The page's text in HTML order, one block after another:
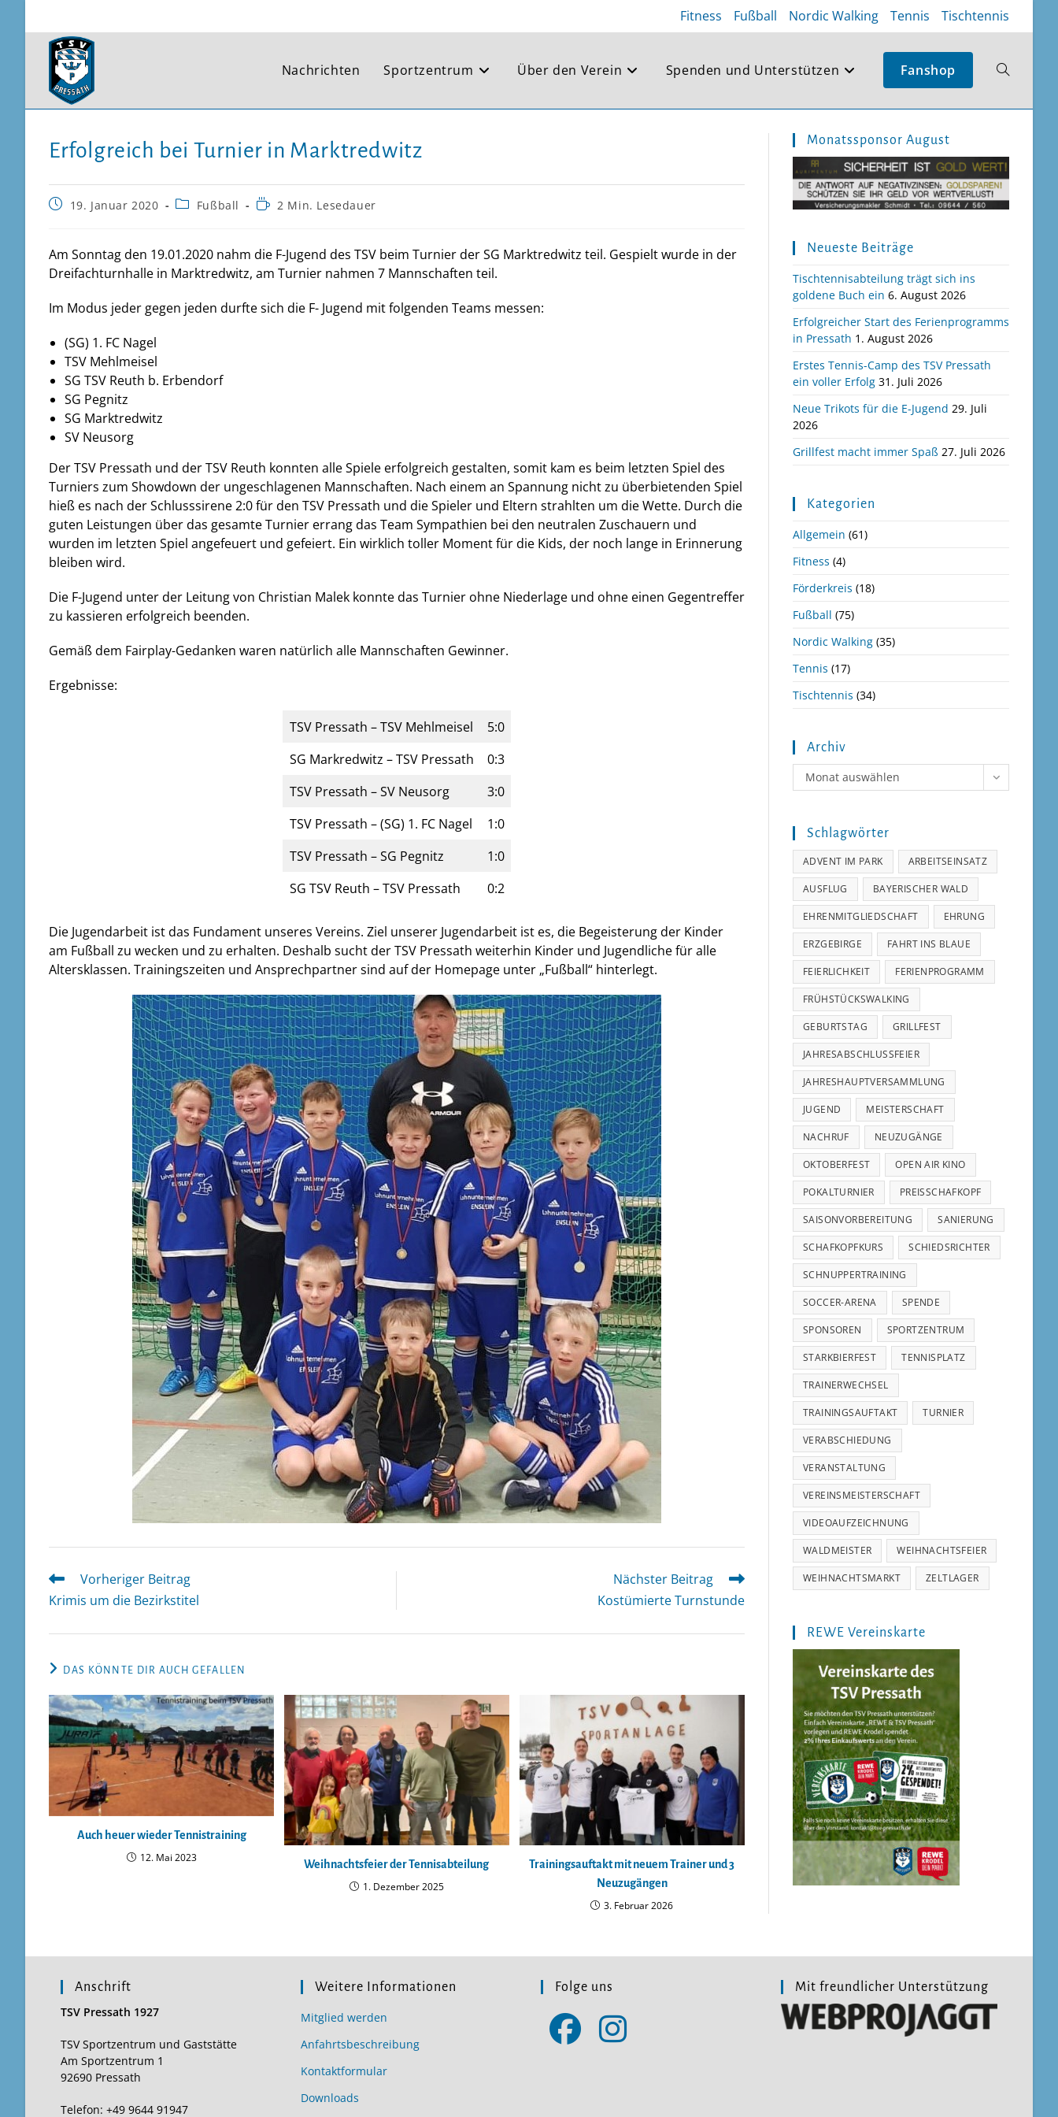
Fitness Fußball Nordic Walking Tennis Tischtennis
Nachrichten Sportzentrum Über den Verein Spenden und Unterstützen Fanshop Website-
Suche
umschalten
Erfolgreich bei Turnier in Marktredwitz
Beitrag19. Januar 2020
Beitrags-
Fußball Lesedauer:
2 Min. Lesedauer
Am Sonntag den 19.01.2020 nahm die F-Jugend des TSV beim Turnier der SG Marktredwitz teil. Gespielt wurde in der
Dreifachturnhalle in Marktredwitz, am Turnier nahmen 7 Mannschaften teil.
Im Modus jeder gegen jeden durfte sich die F- Jugend mit folgenden Teams messen:
(SG) 1. FC Nagel
TSV Mehlmeisel
SG TSV Reuth b. Erbendorf
SG Pegnitz
SG Marktredwitz
SV Neusorg
Der TSV Pressath und der TSV Reuth konnten alle Spiele erfolgreich gestalten, somit kam es beim letzten Spiel des
Turniers zum Showdown der ungeschlagenen Mannschaften. Nach einem an Spannung nicht zu überbietenden Spiel
hieß es nach der Schlusssirene 2:0 für den TSV Pressath und die Spieler und Eltern strahlten um die Wette. Durch die
guten Leistungen über das gesamte Turnier errang das Team Sympathien bei den neutralen Zuschauern und
wurden im letzten Spiel angefeuert und gefeiert. Ein wirklich toller Moment für die Kids, der noch lange in Erinnerung
bleiben wird.
Die F-Jugend unter der Leitung von Christian Malek konnte das Turnier ohne Niederlage und ohne einen Gegentreffer
zu kassieren erfolgreich beenden.
Gemäß dem Fairplay-Gedanken waren natürlich alle Mannschaften Gewinner.
Ergebnisse:
TSV Pressath – TSV Mehlmeisel
5:0
SG Markredwitz – TSV Pressath
0:3
TSV Pressath – SV Neusorg
3:0
TSV Pressath – (SG) 1. FC Nagel
1:0
TSV Pressath – SG Pegnitz
1:0
SG TSV Reuth – TSV Pressath
0:2
Die Jugendarbeit ist das Fundament unseres Vereins. Ziel unserer Jugendarbeit ist es, die Begeisterung der Kinder
am Fußball zu wecken und zu erhalten. Deshalb sucht der TSV Pressath weiterhin Kinder und Jugendliche für alle
Altersklassen. Trainingszeiten und Ansprechpartner sind auf der Homepage unter „Fußball“ hinterlegt.
Weitere
Artikel
Vorheriger Beitrag
Krimis um die Bezirkstitel
Nächster Beitrag
Kostümierte Turnstunde
DAS KÖNNTE DIR AUCH GEFALLEN
Auch heuer wieder Tennistraining
12. Mai 2023
Weihnachtsfeier der Tennisabteilung
1. Dezember 2025
Trainingsauftakt mit neuem Trainer und 3
Neuzugängen
3. Februar 2026
Monatssponsor August
Neueste Beiträge
Tischtennisabteilung trägt sich ins
goldene Buch ein 6. August 2026
Erfolgreicher Start des Ferienprogramms
in Pressath 1. August 2026
Erstes Tennis-Camp des TSV Pressath
ein voller Erfolg 31. Juli 2026
Neue Trikots für die E-Jugend 29. Juli
2026
Grillfest macht immer Spaß 27. Juli 2026
Kategorien
Allgemein (61)
Fitness (4)
Förderkreis (18)
Fußball (75)
Nordic Walking (35)
Tennis (17)
Tischtennis (34)
Archiv
Archiv
Monat auswählen
Schlagwörter
ADVENT IM PARK ARBEITSEINSATZ
AUSFLUG BAYERISCHER WALD
EHRENMITGLIEDSCHAFT EHRUNG
ERZGEBIRGE FAHRT INS BLAUE
FEIERLICHKEIT FERIENPROGRAMM
FRÜHSTÜCKSWALKING
GEBURTSTAG GRILLFEST
JAHRESABSCHLUSSFEIER
JAHRESHAUPTVERSAMMLUNG
JUGEND MEISTERSCHAFT
NACHRUF NEUZUGÄNGE
OKTOBERFEST OPEN AIR KINO
POKALTURNIER PREISSCHAFKOPF
SAISONVORBEREITUNG SANIERUNG
SCHAFKOPFKURS SCHIEDSRICHTER
SCHNUPPERTRAINING
SOCCER-ARENA SPENDE
SPONSOREN SPORTZENTRUM
STARKBIERFEST TENNISPLATZ
TRAINERWECHSEL
TRAININGSAUFTAKT TURNIER
VERABSCHIEDUNG
VERANSTALTUNG
VEREINSMEISTERSCHAFT
VIDEOAUFZEICHNUNG
WALDMEISTER WEIHNACHTSFEIER
WEIHNACHTSMARKT ZELTLAGER
REWE Vereinskarte
Anschrift
TSV Pressath 1927
TSV Sportzentrum und Gaststätte
Am Sportzentrum 1
92690 Pressath
Telefon: +49 9644 91947
Weitere Informationen
Mitglied werden
Anfahrtsbeschreibung
Kontaktformular
Downloads
Folge uns Mit freundlicher Unterstützung